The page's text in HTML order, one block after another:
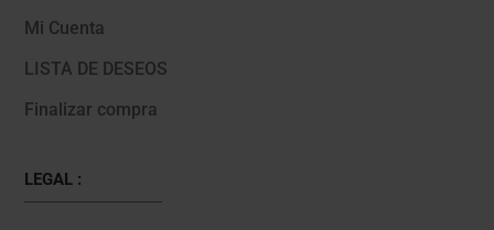
Mi Cuenta
LISTA DE DESEOS
Finalizar compra
LEGAL :